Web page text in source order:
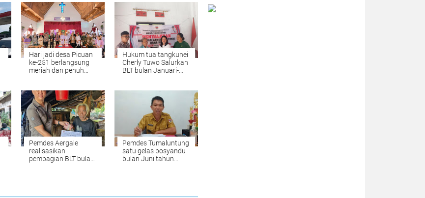
Hari jadi desa Picuan
ke-251 berlangsung
meriah dan penuh
Hukum tua tangkunei
Cherly Tuwo Salurkan
BLT bulan Januari-
Pemdes Aergale
realisasikan
pembagian BLT bulan
Pemdes Tumaluntung
satu gelas posyandu
bulan Juni tahun